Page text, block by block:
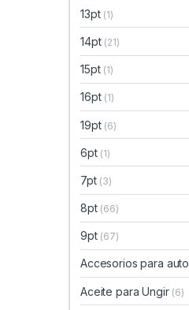
13pt (1)
14pt (21)
15pt (1)
16pt (1)
19pt (6)
6pt (1)
7pt (3)
8pt (66)
9pt (67)
Accesorios para auto
Aceite para Ungir (6)